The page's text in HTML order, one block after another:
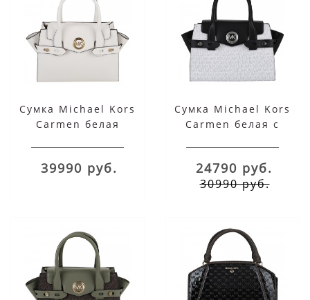
Сумка Michael Kors
Carmen белая
39990 руб.
Сумка Michael Kors
Carmen белая с
24790 руб.
30990 руб.